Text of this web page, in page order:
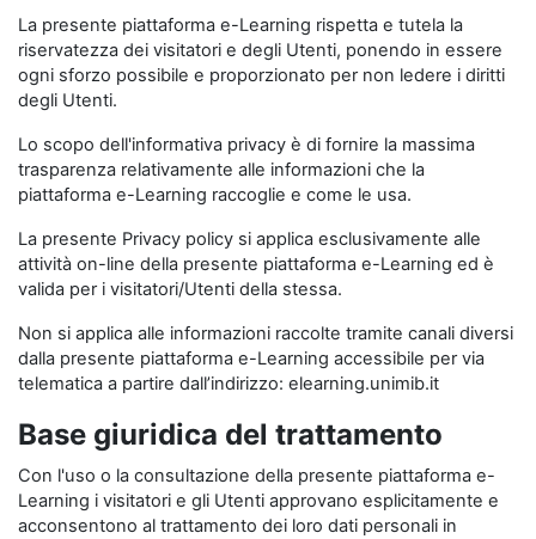
La presente piattaforma e-Learning rispetta e tutela la
riservatezza dei visitatori e degli Utenti, ponendo in essere
ogni sforzo possibile e proporzionato per non ledere i diritti
degli Utenti.
Lo scopo dell'informativa privacy è di fornire la massima
trasparenza relativamente alle informazioni che la
piattaforma e-Learning raccoglie e come le usa.
La presente Privacy policy si applica esclusivamente alle
attività on-line della presente piattaforma e-Learning ed è
valida per i visitatori/Utenti della stessa.
Non si applica alle informazioni raccolte tramite canali diversi
dalla presente piattaforma e-Learning accessibile per via
telematica a partire dall’indirizzo: elearning.unimib.it
Base giuridica del trattamento
Con l'uso o la consultazione della presente piattaforma e-
Learning i visitatori e gli Utenti approvano esplicitamente e
acconsentono al trattamento dei loro dati personali in